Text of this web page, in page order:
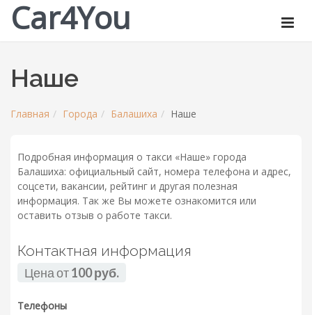
Car4You
Наше
Главная Города Балашиха Наше
Подробная информация о такси «Наше» города
Балашиха: официальный сайт, номера телефона и адрес,
соцсети, вакансии, рейтинг и другая полезная
информация. Так же Вы можете ознакомится или
оставить отзыв о работе такси.
Контактная информация
Цена от100 руб.
Телефоны